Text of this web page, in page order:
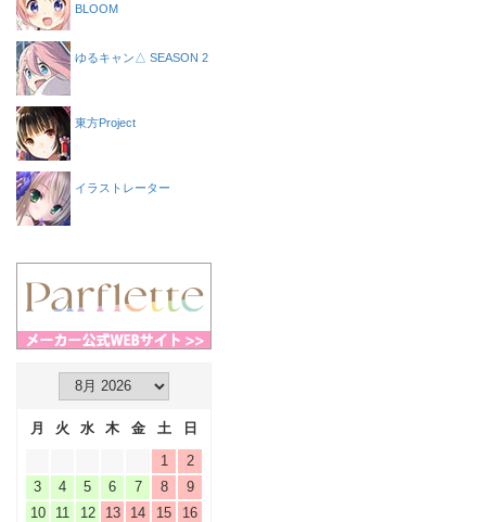
BLOOM
ゆるキャン△ SEASON 2
東方Project
イラストレーター
月 火 水 木 金 土
日
1
2
3
4 5 6 7 8
9
10
11 12 13 14 15
16